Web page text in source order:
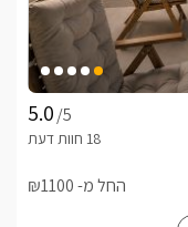
/5
החל מ- ₪1100